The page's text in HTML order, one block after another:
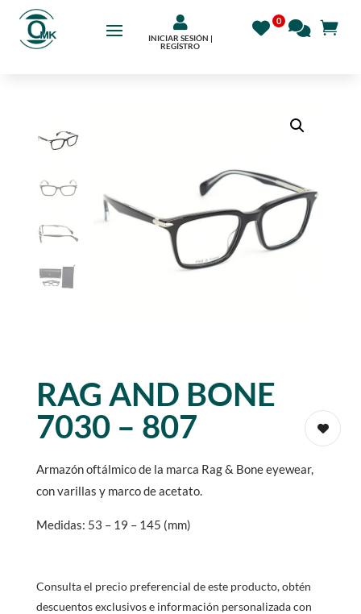

INICIAR SESIÓN |
REGÍSTRO
RAG AND BONE
7030 – 807
Armazón oftálmico de la marca Rag & Bone eyewear,
con varillas y marco de acetato.
Medidas: 53 – 19 – 145 (mm)
Consulta el precio preferencial de este producto, obtén
descuentos exclusivos e información personalizada con